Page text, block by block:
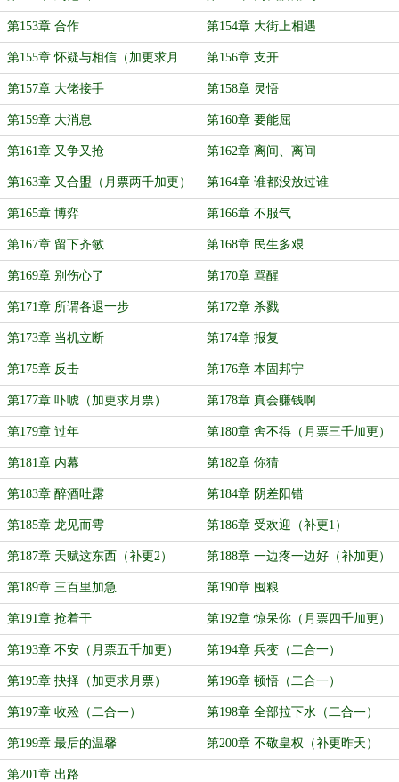
第153章 合作 第154章 大街上相遇
第155章 怀疑与相信（加更求月
票）
第156章 支开
第157章 大佬接手 第158章 灵悟
第159章 大消息 第160章 要能屈
第161章 又争又抢 第162章 离间、离间
第163章 又合盟（月票两千加更） 第164章 谁都没放过谁
第165章 博弈 第166章 不服气
第167章 留下齐敏 第168章 民生多艰
第169章 别伤心了 第170章 骂醒
第171章 所谓各退一步 第172章 杀戮
第173章 当机立断 第174章 报复
第175章 反击 第176章 本固邦宁
第177章 吓唬（加更求月票） 第178章 真会赚钱啊
第179章 过年 第180章 舍不得（月票三千加更）
第181章 内幕 第182章 你猜
第183章 醉酒吐露 第184章 阴差阳错
第185章 龙见而雩 第186章 受欢迎（补更1）
第187章 天赋这东西（补更2） 第188章 一边疼一边好（补加更）
第189章 三百里加急 第190章 囤粮
第191章 抢着干 第192章 惊呆你（月票四千加更）
第193章 不安（月票五千加更） 第194章 兵变（二合一）
第195章 抉择（加更求月票） 第196章 顿悟（二合一）
第197章 收殓（二合一） 第198章 全部拉下水（二合一）
第199章 最后的温馨 第200章 不敬皇权（补更昨天）
第201章 出路